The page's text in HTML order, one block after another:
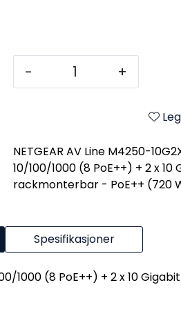
- +
NETGEAR AV Line M4250-
10/100/1000 (8 PoE++) + 2 x
rackmonterbar - PoE++ (720
Spesifikasjoner
1000 (8 PoE++) + 2 x 10